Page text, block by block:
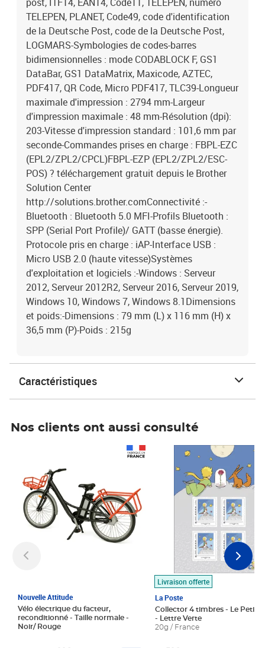
TELEPEN, PLANET, Code49, code d'identification
de la Deutsche Post, code de la Deutsche Post,
LOGMARS-Symbologies de codes-barres
bidimensionnelles : mode CODABLOCK F, GS1
DataBar, GS1 DataMatrix, Maxicode, AZTEC,
PDF417, QR Code, Micro PDF417, TLC39-Longueur
maximale d'impression : 2794 mm-Largeur
d'impression maximale : 48 mm-Résolution (dpi):
203-Vitesse d'impression standard : 101,6 mm par
seconde-Commandes prises en charge : FBPL-EZC
(EPL2/ZPL2/CPCL)FBPL-EZP (EPL2/ZPL2/ESC-
POS) ? téléchargement gratuit depuis le Brother
Solution Center
http://solutions.brother.comConnectivité :-
Bluetooth : Bluetooth 5.0 MFI-Profils Bluetooth :
SPP (Serial Port Profile)/ GATT (basse énergie).
Protocole pris en charge : iAP-Interface USB :
Micro USB 2.0 (haute vitesse)Systèmes
d'exploitation et logiciels :-Windows : Serveur
2012, Serveur 2012R2, Serveur 2016, Serveur 2019,
Windows 10, Windows 7, Windows 8.1Dimensions
et poids:-Dimensions : 79 mm (L) x 116 mm (H) x
36,5 mm (P)-Poids : 215g
Caractéristiques
Nos clients ont aussi consulté
Nouvelle Attitude
Vélo électrique du facteur,
reconditionné - Taille normale -
Noir/ Rouge
Livraison offerte
La Poste
Collector 4 timbres - Le Petit
- Lettre Verte
20g / France
Prix 7,50€